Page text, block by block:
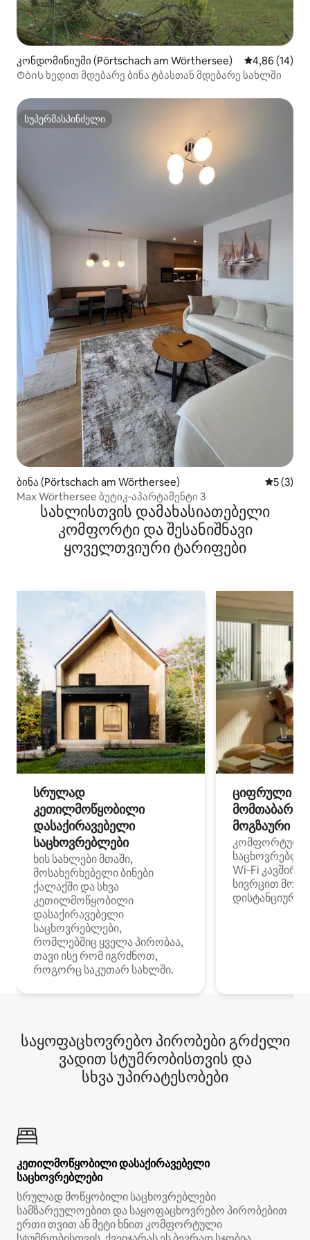
კონდომინიუმი (Pörtschach am Wörthersee) საშუალო
4,86 (14)
Ტბის ხედით მდებარე ბინა ტბასთან მდებარე სახლში
სუპერმასპინძელი
სუპერმასპინძელი
ბინა (Pörtschach am Wörthersee)
5 (3)
Max Wörthersee ბუტიკ‑აპარტამენტი 3
სახლისთვის დამახასიათებელი
კომფორტი და შესანიშნავი
ყოველთვიური ტარიფები
სრულად
კეთილმოწყობილი
დასაქირავებელი
საცხოვრებლები
ხის სახლები მთაში,
მოსახერხებელი ბინები
ქალაქში და სხვა
კეთილმოწყობილი
დასაქირავებელი
საცხოვრებლები,
რომლებშიც ყველა პირობაა,
თავი ისე რომ იგრძნოთ,
როგორც საკუთარ სახლში.
ციფრული
მოგზაური
კომფორტული
Wi‑Fi
სივრცით
დისტანციური
საყოფაცხოვრებო პირობები გრძელი
ვადით სტუმრობისთვის და
სხვა უპირატესობები
კეთილმოწყობილი დასაქირავებელი
საცხოვრებლები
სრულად მოწყობილი საცხოვრებლები
სამზარეულოებით და საყოფაცხოვრებო პირობებით
ერთი თვით ან მეტი ხნით კომფორტული